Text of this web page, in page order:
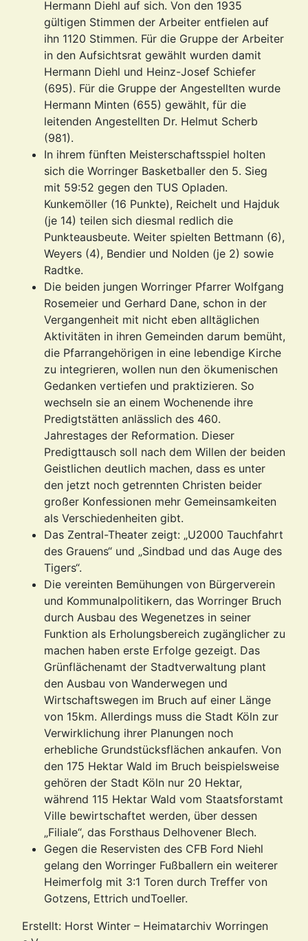
Hermann Diehl auf sich. Von den 1935
gültigen Stimmen der Arbeiter entfielen auf
ihn 1120 Stimmen. Für die Gruppe der Arbeiter
in den Aufsichtsrat gewählt wurden damit
Hermann Diehl und Heinz-Josef Schiefer
(695). Für die Gruppe der Angestellten wurde
Hermann Minten (655) gewählt, für die
leitenden Angestellten Dr. Helmut Scherb
(981).
In ihrem fünften Meisterschaftsspiel holten
sich die Worringer Basketballer den 5. Sieg
mit 59:52 gegen den TUS Opladen.
Kunkemöller (16 Punkte), Reichelt und Hajduk
(je 14) teilen sich diesmal redlich die
Punkteausbeute. Weiter spielten Bettmann (6),
Weyers (4), Bendier und Nolden (je 2) sowie
Radtke.
Die beiden jungen Worringer Pfarrer Wolfgang
Rosemeier und Gerhard Dane, schon in der
Vergangenheit mit nicht eben alltäglichen
Aktivitäten in ihren Gemeinden darum bemüht,
die Pfarrangehörigen in eine lebendige Kirche
zu integrieren, wollen nun den ökumenischen
Gedanken vertiefen und praktizieren. So
wechseln sie an einem Wochenende ihre
Predigtstätten anlässlich des 460.
Jahrestages der Reformation. Dieser
Predigttausch soll nach dem Willen der beiden
Geistlichen deutlich machen, dass es unter
den jetzt noch getrennten Christen beider
großer Konfessionen mehr Gemeinsamkeiten
als Verschiedenheiten gibt.
Das Zentral-Theater zeigt: „U2000 Tauchfahrt
des Grauens“ und „Sindbad und das Auge des
Tigers“.
Die vereinten Bemühungen von Bürgerverein
und Kommunalpolitikern, das Worringer Bruch
durch Ausbau des Wegenetzes in seiner
Funktion als Erholungsbereich zugänglicher zu
machen haben erste Erfolge gezeigt. Das
Grünflächenamt der Stadtverwaltung plant
den Ausbau von Wanderwegen und
Wirtschaftswegen im Bruch auf einer Länge
von 15km. Allerdings muss die Stadt Köln zur
Verwirklichung ihrer Planungen noch
erhebliche Grundstücksflächen ankaufen. Von
den 175 Hektar Wald im Bruch beispielsweise
gehören der Stadt Köln nur 20 Hektar,
während 115 Hektar Wald vom Staatsforstamt
Ville bewirtschaftet werden, über dessen
„Filiale“, das Forsthaus Delhovener Blech.
Gegen die Reservisten des CFB Ford Niehl
gelang den Worringer Fußballern ein weiterer
Heimerfolg mit 3:1 Toren durch Treffer von
Gotzens, Ettrich undToeller.
Erstellt: Horst Winter – Heimatarchiv Worringen